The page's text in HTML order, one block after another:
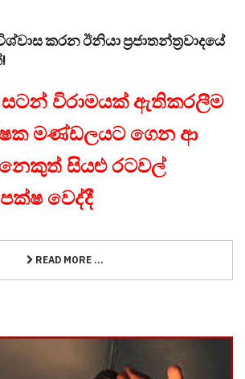
කරන ඊනියා ප්‍රජාතන්ත්‍රවාදයේ
සටන් විරාමයක් ඇතිකරලීම
මණ්ඩලයට ගෙන ආ
සියළු රටවල්
වෙද්දී
READ MORE ...